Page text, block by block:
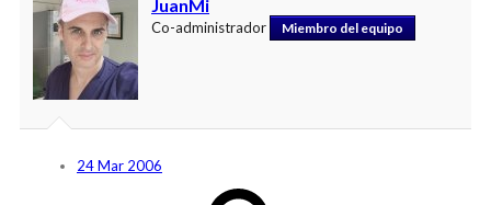
JuanMi
Co-administrador Miembro del equipo
24 Mar 2006